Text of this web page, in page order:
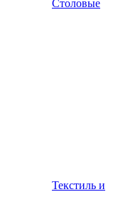
Столовые
Текстиль и